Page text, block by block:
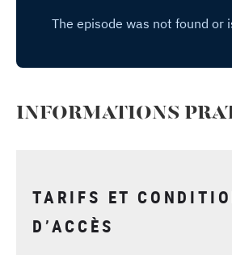
INFORMATIONS
TARIFS ET
D’ACCÈS